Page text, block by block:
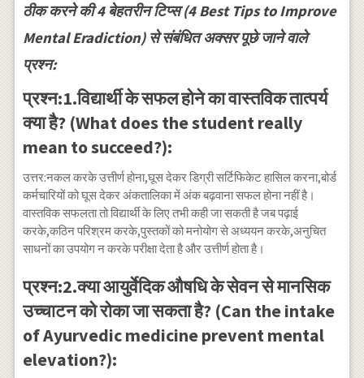
ठीक करने की 4 बेहतरीन टिप्स (4 Best Tips to Improve
Mental Eradiction) से संबंधित अक्सर पूछे जाने वाले
प्रश्न:
प्रश्न:1.विद्यार्थी के सफल होने का वास्तविक तात्पर्य
क्या है? (What does the student really
mean to succeed?):
उत्तर:नकल करके उत्तीर्ण होना,घूस देकर डिग्री सर्टिफिकेट हासिल करना,बोर्ड
कर्मचारियों को घूस देकर अंकतालिका में अंक बढ़वाना सफल होना नहीं है।
वास्तविक सफलता तो विद्यार्थी के लिए तभी कही जा सकती है जब पढ़ाई
करके,कठिन परिश्रम करके,पुस्तकों को मनोयोग से अध्ययन करके,अनुचित
साधनों का उपयोग न करके परीक्षा देता है और उत्तीर्ण होता है।
प्रश्न:2.क्या आयुर्वेदिक औषधि के सेवन से मानसिक
उच्चाटन को रोका जा सकता है? (Can the intake
of Ayurvedic medicine prevent mental
elevation?):